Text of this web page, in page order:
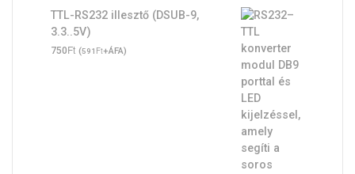
TTL-RS232 illesztő (DSUB-9,
3.3..5V)
750Ft (591 Ft+ÁFA)